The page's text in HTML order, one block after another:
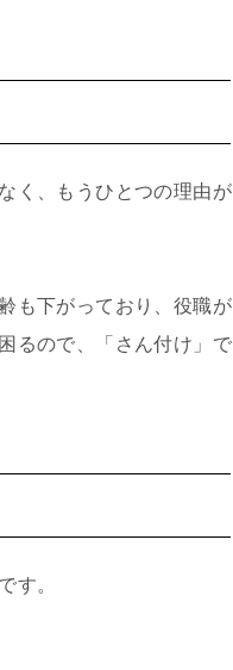
く、もうひとつの理由が
も下がっており、役職が
るので、「さん付け」で
す。